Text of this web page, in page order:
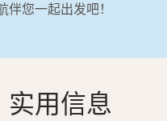
伴您一起出发吧！
实用信息